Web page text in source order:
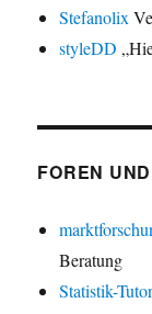
Stefanolix
styleDD
FOREN
Beratung
Statistik-